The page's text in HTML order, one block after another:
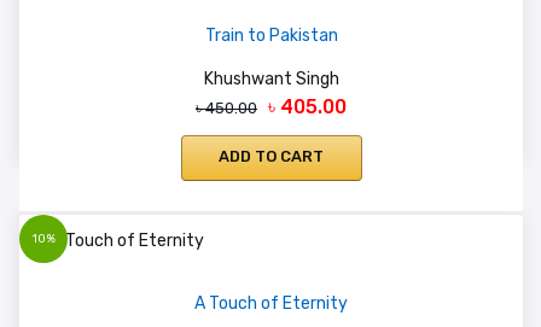
Train to Pakistan
Khushwant Singh
৳ 450.00 ৳ 405.00
ADD TO CART
10%
A Touch of Eternity